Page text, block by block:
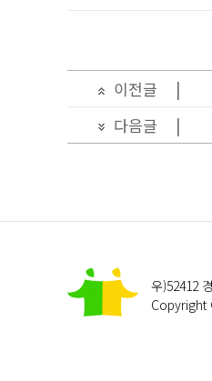
이전글 |
다음글 |
우)52412
Copyright